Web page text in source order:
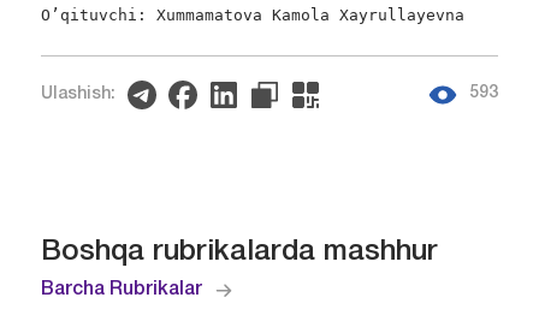
O’qituvchi: Xummamatova Kamola Xayrullayevna
Ulashish: 593
Boshqa rubrikalarda mashhur
Barcha Rubrikalar